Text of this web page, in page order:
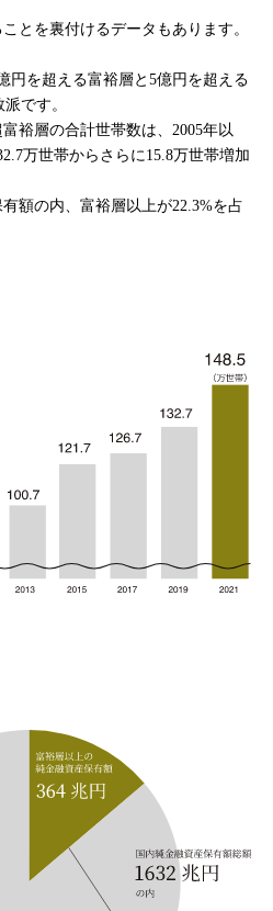
とを裏付けるデータもあります。
円を超える富裕層と5億円を超える
です。
裕層の合計世帯数は、2005年以
万世帯からさらに15.8万世帯増加
額の内、富裕層以上が22.3%を占